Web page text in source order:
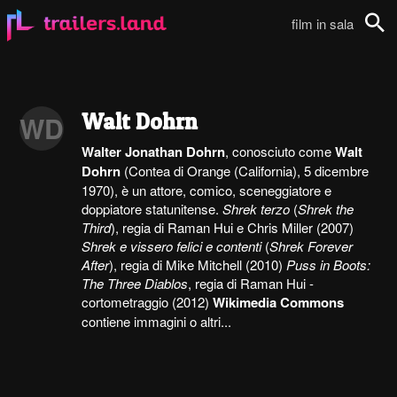
film in sala
WD Walt Dohrn
Walter Jonathan Dohrn, conosciuto comeWalt
Dohrn (Contea di Orange (California), 5 dicembre
1970), è un attore, comico, sceneggiatore e
doppiatore statunitense.Shrek terzo (Shrek the
Third), regia di Raman Hui e Chris Miller (2007)
Shrek e vissero felici e contenti(Shrek Forever
After), regia di Mike Mitchell (2010) Puss in Boots:
The Three Diablos, regia di Raman Hui -
cortometraggio (2012)Wikimedia Commons
contiene immagini o altri...